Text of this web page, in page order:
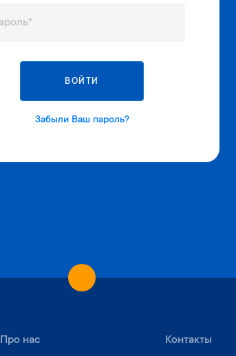
ВОЙ Т И
Забыли Ваш пароль?
Про нас Контакты